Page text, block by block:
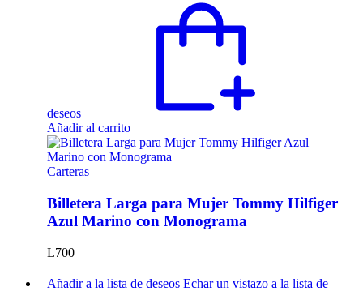
deseos
Añadir al carrito
Carteras
Billetera Larga para Mujer Tommy Hilfiger
Azul Marino con Monograma
L700
Añadir a la lista de deseos Echar un vistazo a la lista de